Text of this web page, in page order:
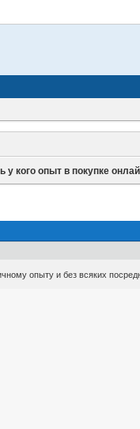
у кого опыт в покупке
опыту и без всяких